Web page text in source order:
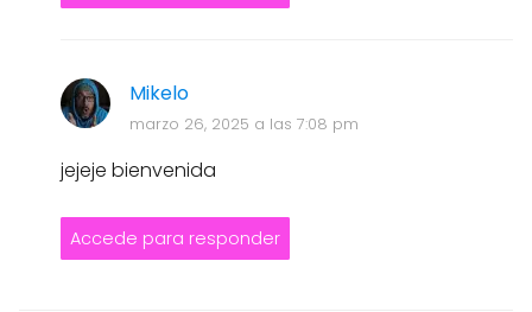
Mikelo
marzo 26, 2025 a las 7:08 pm
jejeje bienvenida
Accede para responder